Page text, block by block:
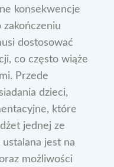
konsekwencje
dostosować
co często wiąże
Przede
dzieci,
które
jednej ze
jest na
możliwości